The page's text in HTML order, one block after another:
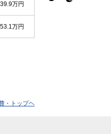
万円
万円
・トップヘ